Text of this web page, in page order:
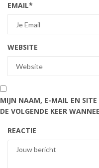
EMAIL*
WEBSITE
MIJN NAAM, E-MAIL EN SITE
DE VOLGENDE KEER
REACTIE